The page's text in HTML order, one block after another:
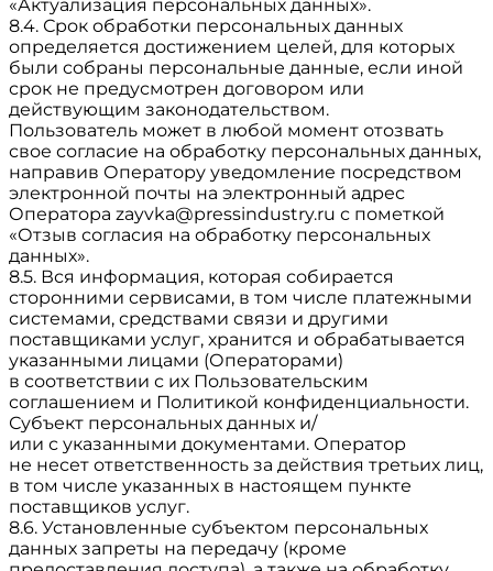
«Актуализация персональных данных».
8.4. Срок обработки персональных данных
определяется достижением целей, для которых
были собраны персональные данные, если иной
срок не предусмотрен договором или
действующим законодательством.
Пользователь может в любой момент отозвать
свое согласие на обработку персональных данных,
направив Оператору уведомление посредством
электронной почты на электронный адрес
Оператора zayvka@pressindustry.ru с пометкой
«Отзыв согласия на обработку персональных
данных».
8.5. Вся информация, которая собирается
сторонними сервисами, в том числе платежными
системами, средствами связи и другими
поставщиками услуг, хранится и обрабатывается
указанными лицами (Операторами)
в соответствии с их Пользовательским
соглашением и Политикой конфиденциальности.
Субъект персональных данных и/
или с указанными документами. Оператор
не несет ответственность за действия третьих лиц,
в том числе указанных в настоящем пункте
поставщиков услуг.
8.6. Установленные субъектом персональных
данных запреты на передачу (кроме